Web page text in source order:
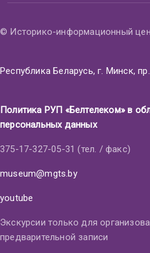
© Историко-информационный
Республика Беларусь, г. Минск,
Политика РУП «Белтелеком» в
персональных данных
375-17-327-05-31 (тел. / факс)
museum@mgts.by
youtube
Экскурсии только для
предварительной записи